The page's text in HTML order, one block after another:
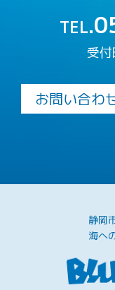
TEL.
受
お問い合わ
静岡
海へ